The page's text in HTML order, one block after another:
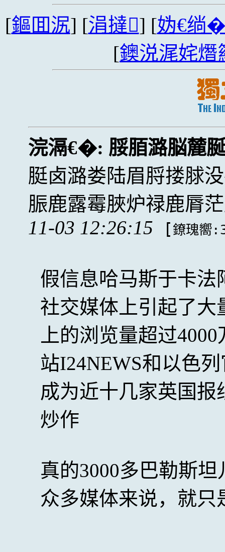
[鏂囬泦] [涓撻] [妫€绱
[鐭涚浘姹熸
浣滆€�: 脮脜潞脳麓
脡卤潞娄陆眉脟搂脙
脤鹿露霉脥炉禄鹿脣
11-03 12:26:15
[鐐瑰嚮
假信息哈马斯于卡法
社交媒体上引起了大
上的浏览量超过
站I24NEWS和以色
成为近十几家英国
炒作
真的3000多巴勒斯
众多媒体来说，就只